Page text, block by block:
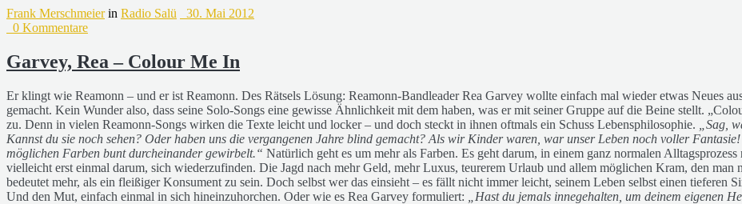
Frank Merschmeierin Radio Salü
30. Mai 2012
0 Kommentare
Garvey, Rea – Colour Me In
Er klingt wie Reamonn – und er ist Reamonn. Des Rätsels Lösung: Reamonn-Bandleader Rea Garvey wollte einfach mal wieder etwas Neues
gemacht. Kein Wunder also, dass seine Solo-Songs eine gewisse Ähnlichkeit mit dem haben, was er mit seiner Gruppe auf die Beine stellt.
zu. Denn in vielen Reamonn-Songs wirken die Texte leicht und locker – und doch steckt in ihnen oftmals ein Schuss Lebensphilosophie.
„Sag,
Kannst du sie noch sehen? Oder haben uns die vergangenen Jahre blind gemacht? Als wir Kinder waren, war unser Leben noch voller Fantasie!
möglichen Farben bunt durcheinander gewirbelt.“ Natürlich geht es um mehr als Farben. Es geht darum, in einem ganz normalen
vielleicht erst einmal darum, sich wiederzufinden. Die Jagd nach mehr Geld, mehr Luxus, teurerem Urlaub und allem möglichen Kram, den
bedeutet mehr, als ein fleißiger Konsument zu sein. Doch selbst wer das einsieht – es fällt nicht immer leicht, seinem Leben selbst einen tieferen
Und den Mut, einfach einmal in sich hineinzuhorchen. Oder wie es Rea Garvey formuliert:
„Hast du jemals innegehalten, um deinem eigenen